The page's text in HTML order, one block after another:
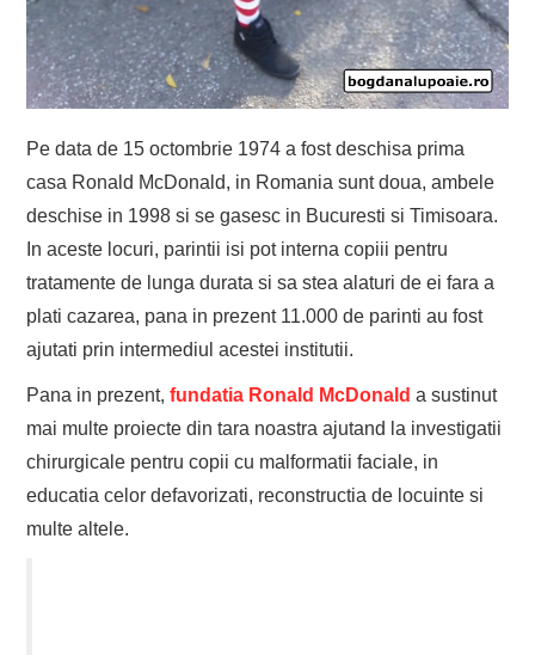
Pe data de 15 octombrie 1974 a fost deschisa prima
casa Ronald McDonald, in Romania sunt doua, ambele
deschise in 1998 si se gasesc in Bucuresti si Timisoara.
In aceste locuri, parintii isi pot interna copiii pentru
tratamente de lunga durata si sa stea alaturi de ei fara a
plati cazarea, pana in prezent 11.000 de parinti au fost
ajutati prin intermediul acestei institutii.
Pana in prezent,fundatia Ronald McDonald a sustinut
mai multe proiecte din tara noastra ajutand la investigatii
chirurgicale pentru copii cu malformatii faciale, in
educatia celor defavorizati, reconstructia de locuinte si
multe altele.